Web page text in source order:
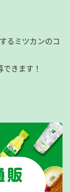
るミツカンのコ
きます！